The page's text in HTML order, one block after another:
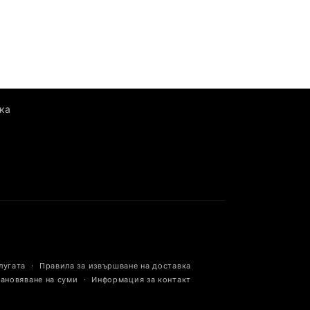
Правила за извършване на доставка
на суми
Информация за контакт